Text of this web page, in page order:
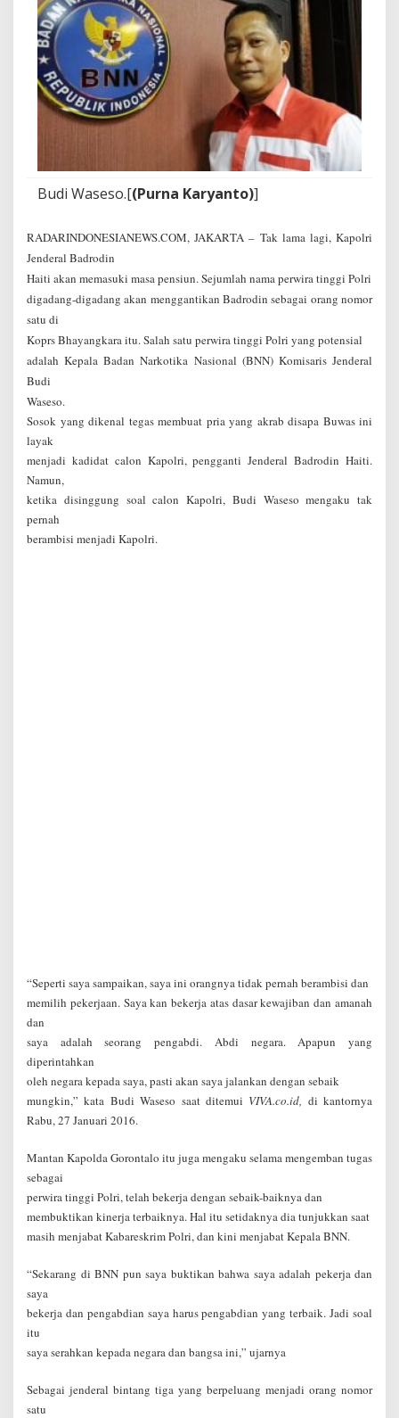
e
r
b
k
Budi Waseso.[(Purna Karyanto)]
RADARINDONESIANEWS.COM, JAKARTA – Tak lama lagi, Kapolri
Jenderal Badrodin
Haiti akan memasuki masa pensiun. Sejumlah nama perwira tinggi Polri
digadang-digadang akan menggantikan Badrodin sebagai orang nomor
satu di
Koprs Bhayangkara itu. Salah satu perwira tinggi Polri yang potensial
adalah Kepala Badan Narkotika Nasional (BNN) Komisaris Jenderal
Budi
Waseso.
Sosok yang dikenal tegas membuat pria yang akrab disapa Buwas ini
layak
menjadi kadidat calon Kapolri, pengganti Jenderal Badrodin Haiti.
Namun,
ketika disinggung soal calon Kapolri, Budi Waseso mengaku tak
pernah
berambisi menjadi Kapolri.
“Seperti saya sampaikan, saya ini orangnya tidak pernah berambisi dan
memilih pekerjaan. Saya kan bekerja atas dasar kewajiban dan amanah
dan
saya adalah seorang pengabdi. Abdi negara. Apapun yang
diperintahkan
oleh negara kepada saya, pasti akan saya jalankan dengan sebaik
mungkin,” kata Budi Waseso saat ditemui VIVA.co.id, di kantornya
Rabu, 27 Januari 2016.
Mantan Kapolda Gorontalo itu juga mengaku selama mengemban tugas
sebagai
perwira tinggi Polri, telah bekerja dengan sebaik-baiknya dan
membuktikan kinerja terbaiknya. Hal itu setidaknya dia tunjukkan saat
masih menjabat Kabareskrim Polri, dan kini menjabat Kepala BNN.
“Sekarang di BNN pun saya buktikan bahwa saya adalah pekerja dan
saya
bekerja dan pengabdian saya harus pengabdian yang terbaik. Jadi soal
itu
saya serahkan kepada negara dan bangsa ini,” ujarnya
Sebagai jenderal bintang tiga yang berpeluang menjadi orang nomor
satu